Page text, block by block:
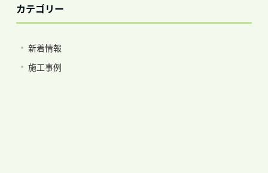
カテゴリー
新着情報
施工事例